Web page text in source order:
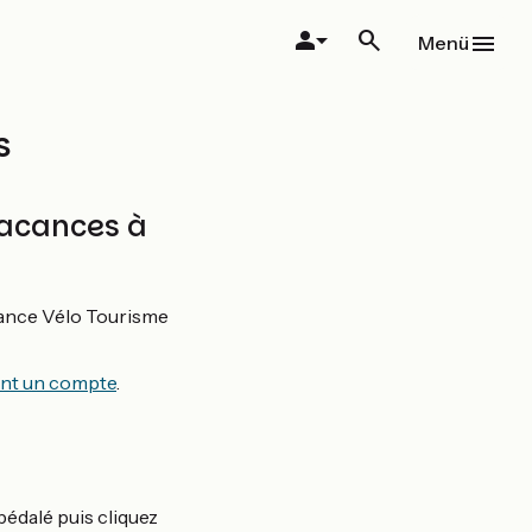
Menü
à
Vélo Tourisme
un compte.
puis cliquez